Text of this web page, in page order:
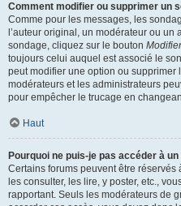
Comment modifier ou supprimer un
Comme pour les messages, les
l’auteur original, un modérateur ou un
sondage, cliquez sur le bouton Modifier
toujours celui auquel est associé le
peut modifier une option ou supprimer
modérateurs et les administrateurs
pour empêcher le trucage en
Haut
Pourquoi ne puis-je pas accéder à
Certains forums peuvent être
les consulter, les lire, y poster, etc.,
rapportant. Seuls les modérateurs de